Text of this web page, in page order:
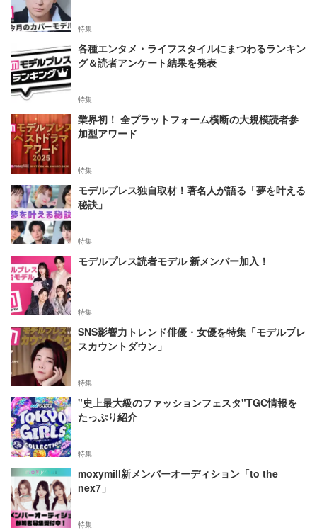
特集
各種エンタメ・ライフスタイルにまつわるランキン
グ＆読者アンケート結果を発表
特集
業界初！ 全プラットフォーム横断の大規模読者参
加型アワード
特集
モデルプレス独自取材！著名人が語る「夢を叶える
秘訣」
特集
モデルプレス読者モデル 新メンバー加入！
特集
SNS影響力トレンド俳優・女優を特集「モデルプレ
スカウントダウン」
特集
"史上最大級のファッションフェスタ"TGC情報を
たっぷり紹介
特集
moxymill新メンバーオーディション「to the
nex7」
特集